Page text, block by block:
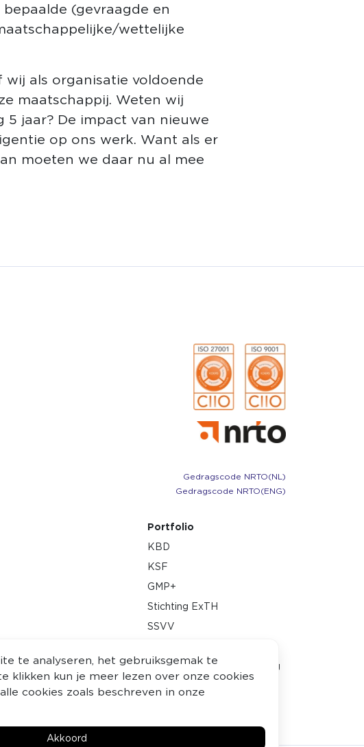
(gevraagde en
wettelijke
als organisatie voldoende
maatschappij. Weten wij
jaar? De impact van nieuwe
op ons werk. Want als er
moeten we daar nu al mee
Portfolio
KBD
KSF
GMP+
Stichting ExTH
SSVV
Associatie voor Examinering
Gedragscode NRTO (NL)
Gedragscode NRTO (ENG)
te analyseren, het gebruiksgemak te
klikken kun je meer lezen over onze cookies
cookies zoals beschreven in onze